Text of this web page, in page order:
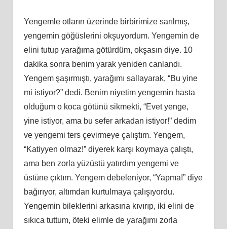
Yengemle otların üzerinde birbirimize sarılmış,
yengemin göğüslerini okşuyordum. Yengemin de
elini tutup yarağıma götürdüm, okşasın diye. 10
dakika sonra benim yarak yeniden canlandı.
Yengem şaşırmıştı, yarağımı sallayarak, “Bu yine
mi istiyor?” dedi. Benim niyetim yengemin hasta
olduğum o koca götünü sikmekti, “Evet yenge,
yine istiyor, ama bu sefer arkadan istiyor!” dedim
ve yengemi ters çevirmeye çalıştım. Yengem,
“Katiyyen olmaz!” diyerek karşı koymaya çalıştı,
ama ben zorla yüzüstü yatırdım yengemi ve
üstüne çıktım. Yengem debeleniyor, “Yapma!” diye
bağırıyor, altımdan kurtulmaya çalışıyordu.
Yengemin bileklerini arkasına kıvırıp, iki elini de
sıkıca tuttum, öteki elimle de yarağımı zorla